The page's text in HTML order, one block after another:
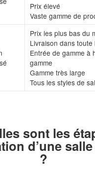
Prix élevé
Vaste gamme de
Prix les plus bas du
Livraison dans toute
Entrée de gamme à
gamme
Gamme très large
Tous les styles de
sont les
d’une
?